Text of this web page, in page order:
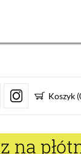
Koszyk (
na